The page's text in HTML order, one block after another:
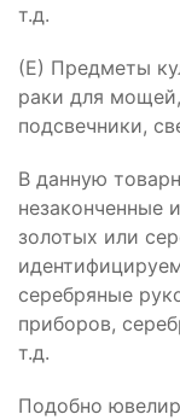
т.д.
(Е) Предметы
раки для
подсвечники,
В данную
незаконченные
золотых или
серебряные
приборов,
т.д.
Подобно